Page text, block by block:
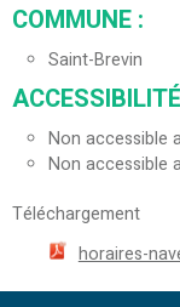
COMMUNE :
Saint-Brevin
ACCESSIBILITÉ
Non accessible
Non accessible
Téléchargement
horaires-